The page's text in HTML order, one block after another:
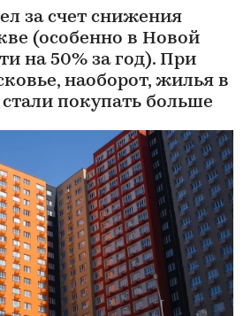
за счет снижения
(особенно в Новой
на 50% за год). При
наоборот, жилья в
покупать больше